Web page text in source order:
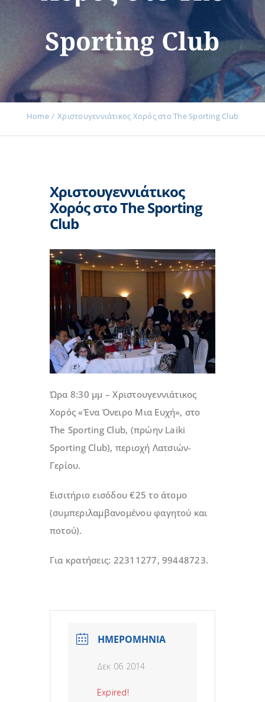
Εκδηλώσεις
Νέα
Επικοινωνία
Sporting Club
Home Χριστουγεννιάτικος Χορός στο The Sporting Club
Χριστουγεννιάτικος
Χορός στο The Sporting
Club
Ώρα 8:30 μμ – Χριστουγεννιάτικος
Χορός «Ένα Όνειρο Μια Ευχή», στο
The Sporting Club, (πρώην Laiki
Sporting Club), περιοχή Λατσιών-
Γερίου.
Εισιτήριο εισόδου €25 το άτομο
(συμπεριλαμβανομένου φαγητού και
ποτού).
Για κρατήσεις: 22311277, 99448723.
ΗΜΕΡΟΜΗΝΙΑ
Δεκ 06 2014
Expired!